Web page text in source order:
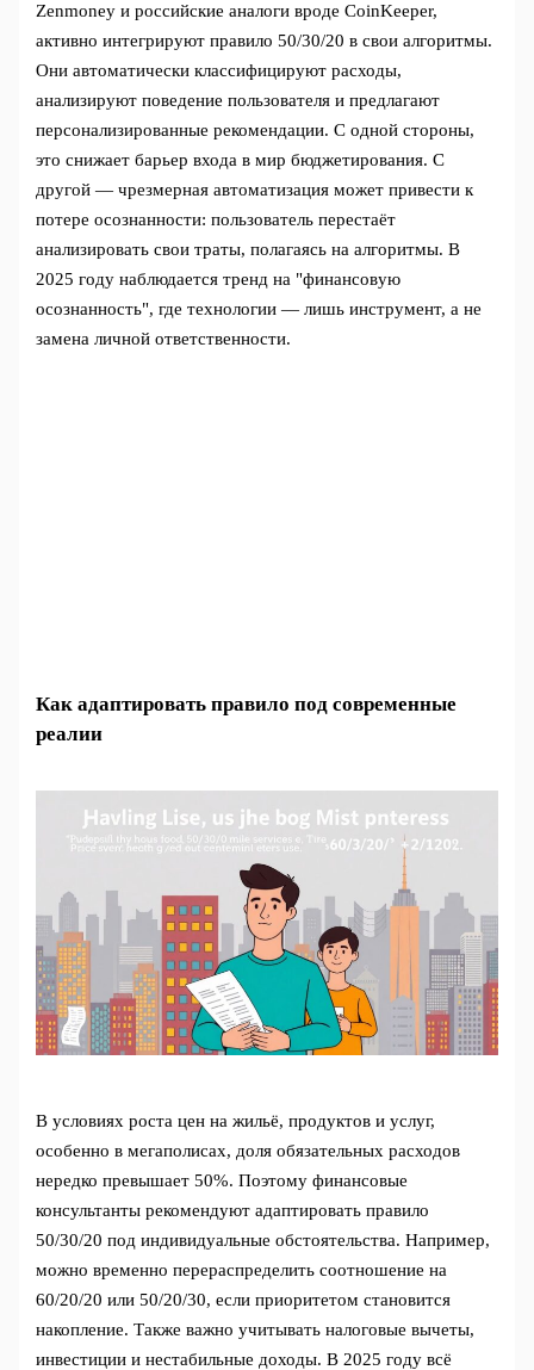
Zenmoney и российские аналоги вроде CoinKeeper,
активно интегрируют правило 50/30/20 в свои алгоритмы.
Они автоматически классифицируют расходы,
анализируют поведение пользователя и предлагают
персонализированные рекомендации. С одной стороны,
это снижает барьер входа в мир бюджетирования. С
другой — чрезмерная автоматизация может привести к
потере осознанности: пользователь перестаёт
анализировать свои траты, полагаясь на алгоритмы. В
2025 году наблюдается тренд на "финансовую
осознанность", где технологии — лишь инструмент, а не
замена личной ответственности.
Как адаптировать правило под современные
реалии
В условиях роста цен на жильё, продуктов и услуг,
особенно в мегаполисах, доля обязательных расходов
нередко превышает 50%. Поэтому финансовые
консультанты рекомендуют адаптировать правило
50/30/20 под индивидуальные обстоятельства. Например,
можно временно перераспределить соотношение на
60/20/20 или 50/20/30, если приоритетом становится
накопление. Также важно учитывать налоговые вычеты,
инвестиции и нестабильные доходы. В 2025 году всё